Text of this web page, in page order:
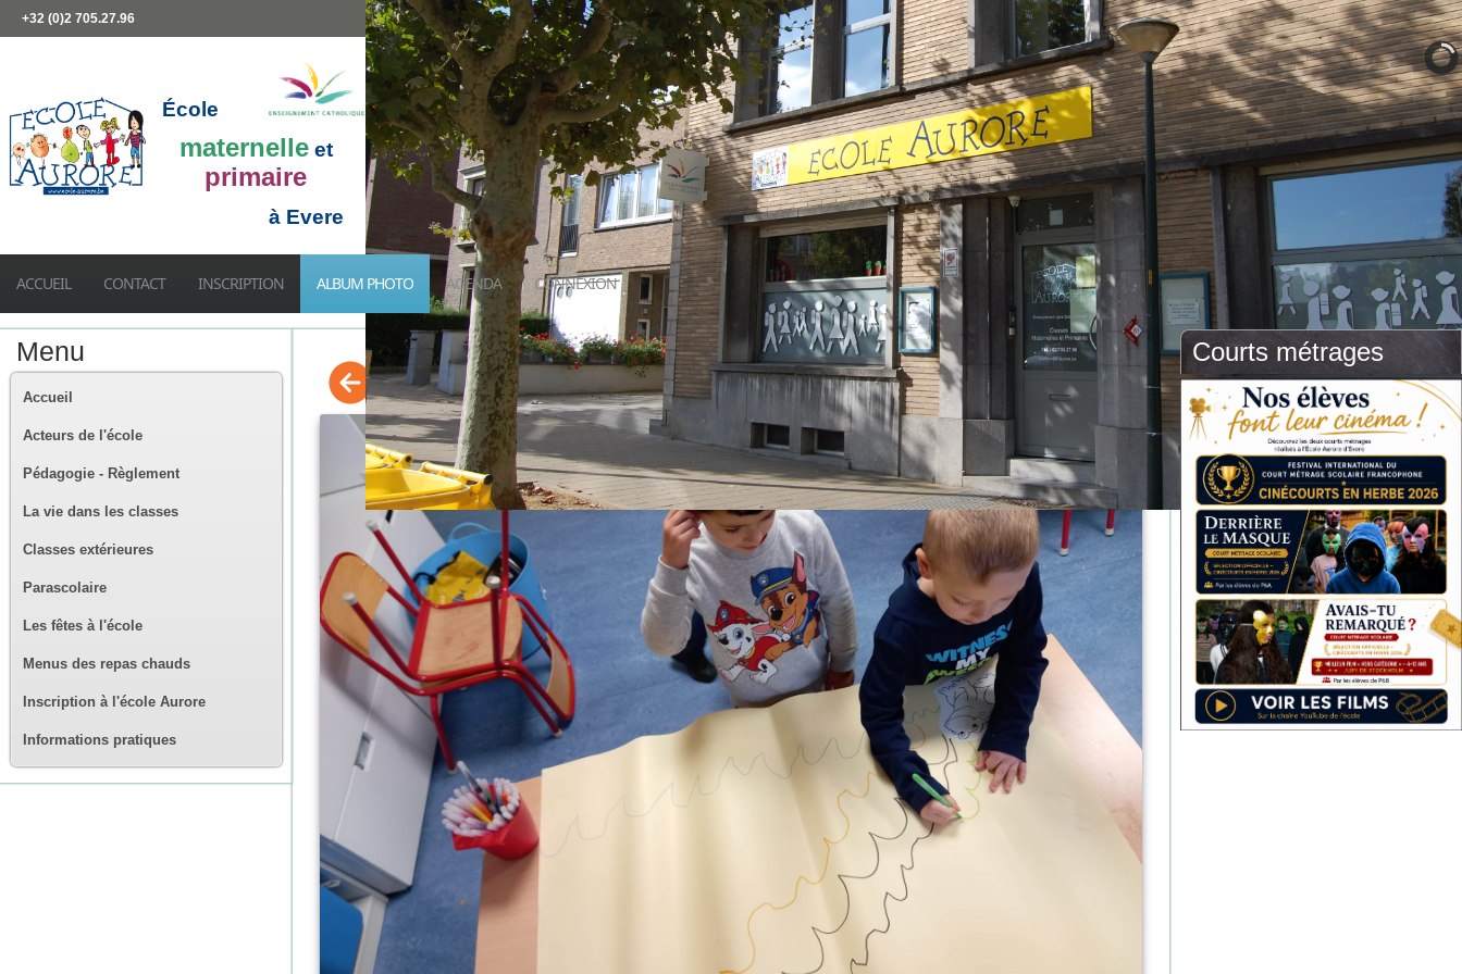
+32 (0)2 705.27.96
École
maternelle et
primaire
à Evere
ACCUEIL CONTACT INSCRIPTION ALBUM PHOTO AGENDA CONNEXION
Menu
Accueil
Acteurs de l'école
Pédagogie - Règlement
La vie dans les classes
Classes extérieures
Parascolaire
Les fêtes à l'école
Menus des repas chauds
Inscription à l'école Aurore
Informations pratiques
Courts métrages